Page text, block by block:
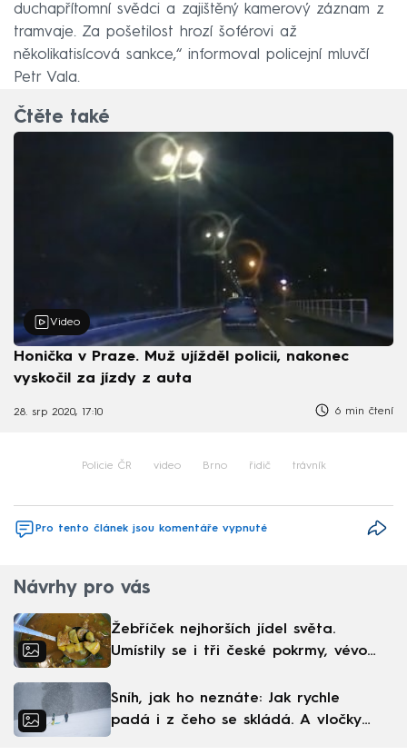
duchapřítomní svědci a zajištěný kamerový záznam z
tramvaje. Za pošetilost hrozí šoférovi až
několikatisícová sankce,“ informoval policejní mluvčí
Petr Vala.
Čtěte také
Video
Honička v Praze. Muž ujížděl policii, nakonec
vyskočil za jízdy z auta
28. srp 2020, 17:10 6 min čtení
Policie ČR video Brno řidič trávník
Pro tento článek jsou komentáře vypnuté
Návrhy pro vás
Žebříček nejhorších jídel světa.
Umístily se i tři české pokrmy, vévodí
Sníh, jak ho neznáte: Jak rychle
padá i z čeho se skládá. A vločky